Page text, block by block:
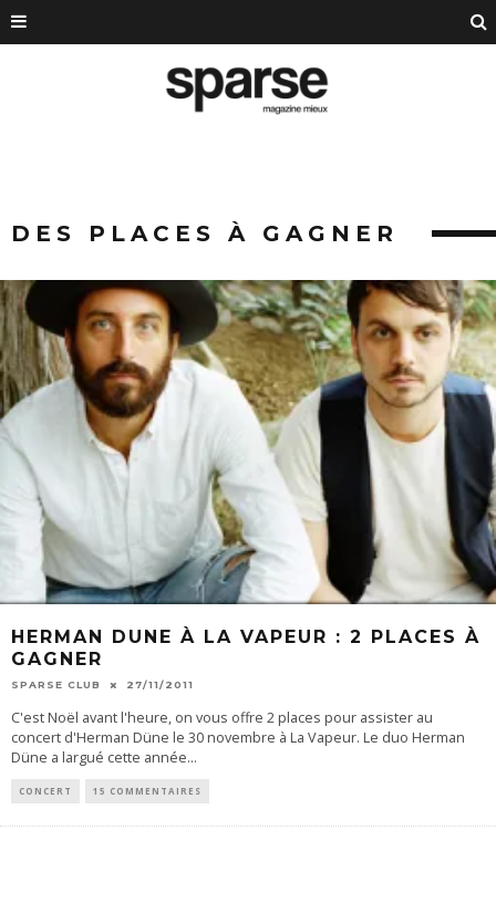
DES PLACES À GAGNER
HERMAN DUNE À LA VAPEUR : 2 PLACES À
GAGNER
SPARSE CLUB 27/11/2011
C'est Noël avant l'heure, on vous offre 2 places pour assister au
concert d'Herman Düne le 30 novembre à La Vapeur. Le duo Herman
Düne a largué cette année...
CONCERT 15 COMMENTAIRES